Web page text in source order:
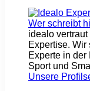
idealo
Expertise.
Experte in der
Sport und
Unsere